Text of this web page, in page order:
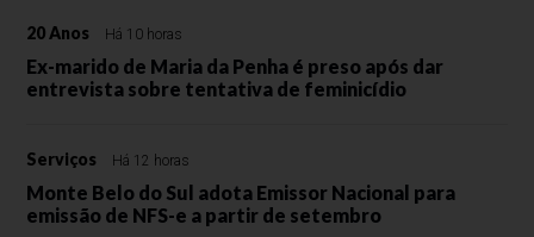
20 Anos Há 10 horas
Ex-marido de Maria da Penha é preso após dar
entrevista sobre tentativa de feminicídio
Serviços Há 12 horas
Monte Belo do Sul adota Emissor Nacional para
emissão de NFS-e a partir de setembro